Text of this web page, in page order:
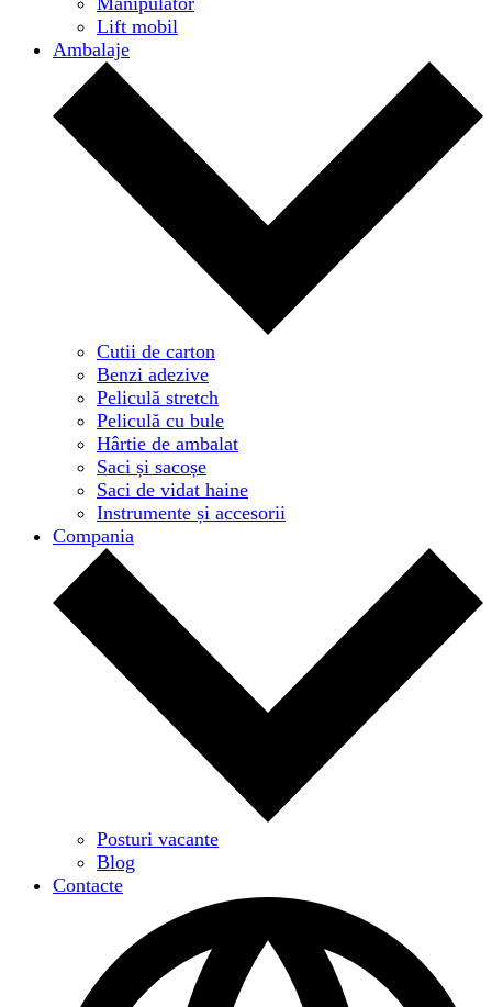
Lift mobil
Ambalaje
Cutii de carton
Benzi adezive
Peliculă stretch
Peliculă cu bule
Hârtie de ambalat
Saci și sacoșe
Saci de vidat haine
Instrumente și accesorii
Compania
Posturi vacante
Blog
Contacte